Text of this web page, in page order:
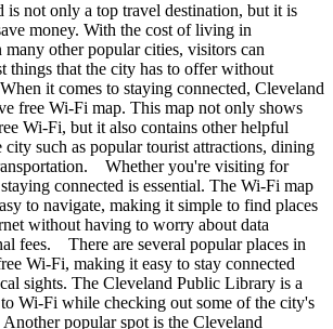
not only a top travel destination, but it is
money. With the cost of living in
other popular cities, visitors can
things that the city has to offer without
it comes to staying connected, Cleveland
free Wi-Fi map. This map not only shows
Wi-Fi, but it also contains other helpful
such as popular tourist attractions, dining
Whether you're visiting for
connected is essential. The Wi-Fi map
to navigate, making it simple to find places
without having to worry about data
fees. There are several popular places in
Wi-Fi, making it easy to stay connected
sights. The Cleveland Public Library is a
Wi-Fi while checking out some of the city's
popular spot is the Cleveland